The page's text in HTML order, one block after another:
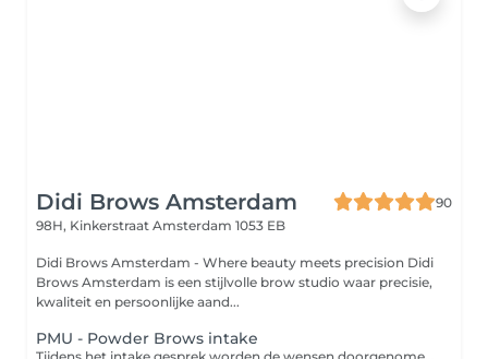
Didi Brows Amsterdam
90
98H, Kinkerstraat Amsterdam 1053 EB
Didi Brows Amsterdam - Where beauty meets precision Didi
Brows Amsterdam is een stijlvolle brow studio waar precisie,
kwaliteit en persoonlijke aand...
PMU - Powder Brows intake